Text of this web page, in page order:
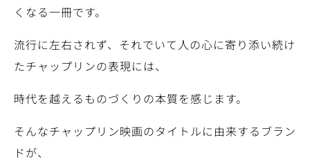
くなる一冊です。
流行に左右されず、それでいて人の心に寄り添い続け
たチャップリンの表現には、
時代を越えるものづくりの本質を感じます。
そんなチャップリン映画のタイトルに由来するブラン
ドが、